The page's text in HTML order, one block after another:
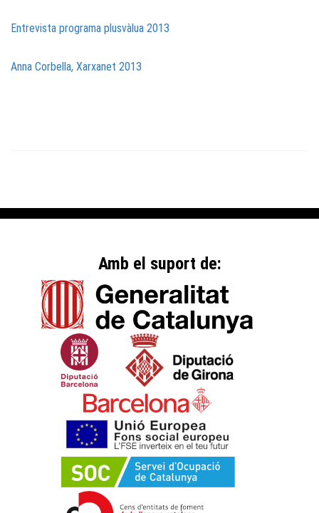
Entrevista programa plusvàlua 2013
Anna Corbella, Xarxanet 2013
Amb el suport de: